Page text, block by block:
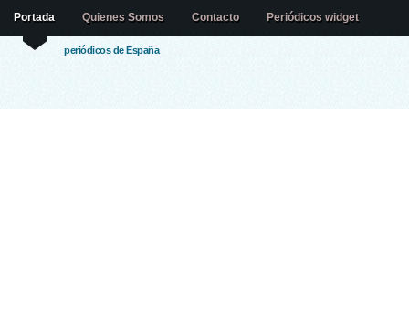
periódicos de España
Portada Quienes Somos Contacto Periódicos widget